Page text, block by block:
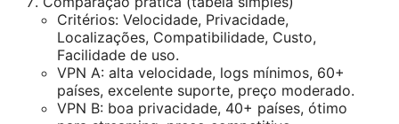
Critérios: Velocidade, Privacidade,
Localizações, Compatibilidade, Custo,
Facilidade de uso.
VPN A: alta velocidade, logs mínimos, 60+
países, excelente suporte, preço moderado.
VPN B: boa privacidade, 40+ países, ótimo